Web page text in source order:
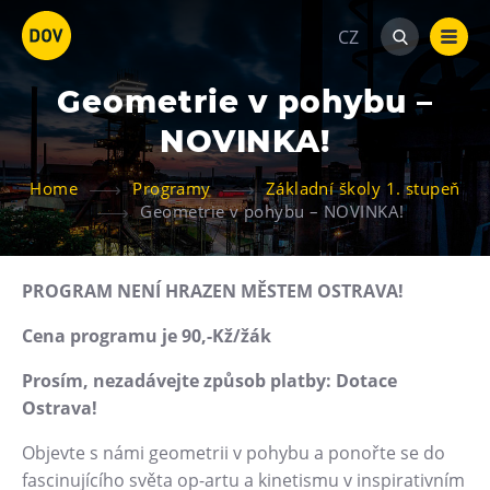
CZ
Geometrie v pohybu –
NOVINKA!
Home Programy
Základní školy 1. stupeň
Geometrie v pohybu – NOVINKA!
Atraktivity
Bolt Tower
Malý svět techniky U6
Dětský svět
Gong
Galerie Gong
PROGRAM NENÍ HRAZEN MĚSTEM OSTRAVA!
Cena programu je 90,-Kž/žák
Prosím, nezadávejte způsob platby: Dotace
Ostrava!
Objevte s námi geometrii v pohybu a ponořte se do
fascinujícího světa op-artu a kinetismu v inspirativním